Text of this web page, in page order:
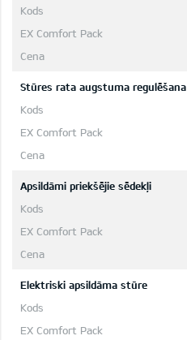
Stūres rata augstuma regulēšana
Apsildāmi priekšējie sēdekļi
Elektriski apsildāma stūre